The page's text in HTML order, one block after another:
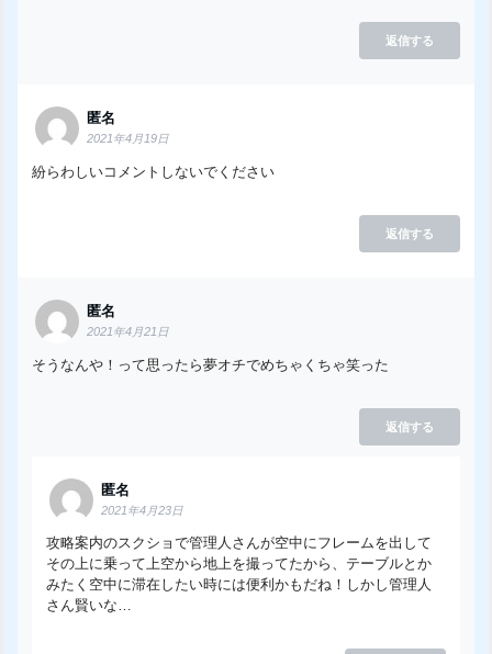
返信する
匿名
2021年4月19日
紛らわしいコメントしないでください
返信する
匿名
2021年4月21日
そうなんや！って思ったら夢オチでめちゃくちゃ笑った
返信する
匿名
2021年4月23日
攻略案内のスクショで管理人さんが空中にフレームを出して
その上に乗って上空から地上を撮ってたから、テーブルとか
みたく空中に滞在したい時には便利かもだね！しかし管理人
さん賢いな…